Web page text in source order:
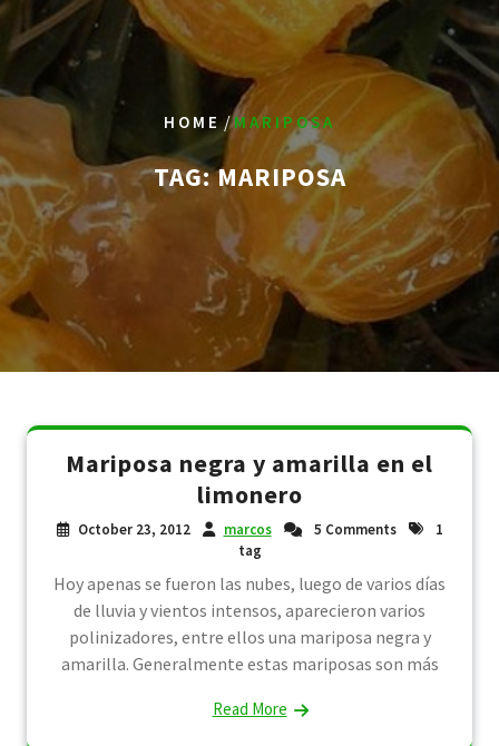
HOME /MARIPOSA
TAG:MARIPOSA
Mariposa negra y amarilla en el
limonero
October 23, 2012 marcos 5 Comments
1
tag
Hoy apenas se fueron las nubes, luego de varios días
de lluvia y vientos intensos, aparecieron varios
polinizadores, entre ellos una mariposa negra y
amarilla. Generalmente estas mariposas son más
Read More